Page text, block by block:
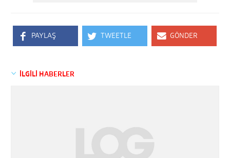
PAYLAŞ TWEETLE GÖNDER
İLGİLİ HABERLER